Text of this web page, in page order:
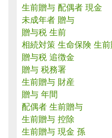
生前贈与 配偶者 現金
未成年者 贈与
贈与税 生前
相続対策 生命保険 生
贈与税 追徴金
贈与 税務署
生前贈与 財産
贈与 年間
配偶者 生前贈与
生前贈与 控除
生前贈与 現金 孫